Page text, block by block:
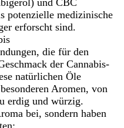
und CBC
potenzielle medizinische
erforscht sind.
die für den
der Cannabis-
natürlichen Öle
Aromen, von
erdig und würzig.
bei, sondern haben